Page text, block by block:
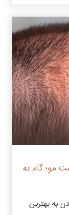
مو؛ گام به
به بهترین